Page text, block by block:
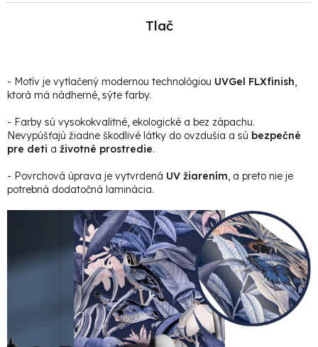
Tlač
- Motív je vytlačený modernou technológiou UVGel FLXfinish,
ktorá má nádherné, sýte farby.
- Farby sú vysokokvalitné, ekologické a bez zápachu.
Nevypúšťajú žiadne škodlivé látky do ovzdušia a sú bezpečné
pre deti a životné prostredie.
- Povrchová úprava je vytvrdená UV žiarením, a preto nie je
potrebná dodatočná laminácia.